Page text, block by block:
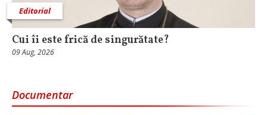
Editorial
Cui îi este frică de singurătate?
09 Aug, 2026
Documentar